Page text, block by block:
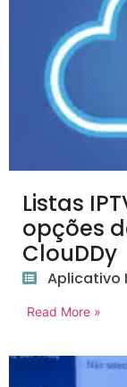
Listas
opções
ClouDDy
Aplicativo
Read More »